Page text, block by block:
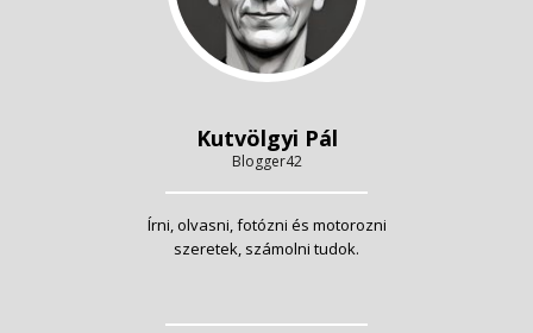
Kutvölgyi Pál
Blogger42
Írni, olvasni, fotózni és motorozni
szeretek, számolni tudok.